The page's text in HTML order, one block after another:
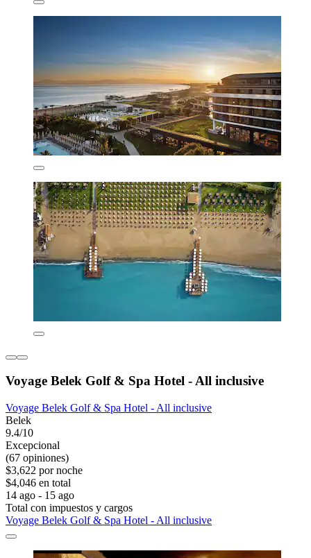
Voyage Belek Golf & Spa Hotel - All inclusive
Voyage Belek Golf & Spa Hotel - All inclusive
Belek
9.4/10
Excepcional
(67 opiniones)
$3,622 por noche
$4,046 en total
14 ago - 15 ago
Total con impuestos y cargos
Voyage Belek Golf & Spa Hotel - All inclusive